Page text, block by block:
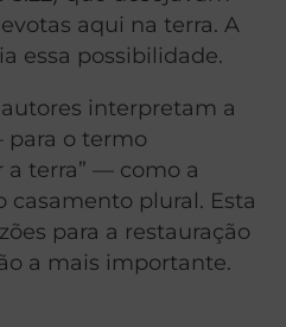
aqui na terra. A
essa possibilidade.
interpretam a
para o termo
terra” — como a
casamento plural. Esta
para a restauração
a mais importante.